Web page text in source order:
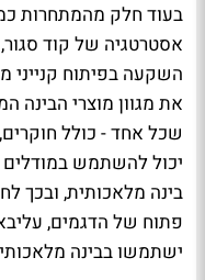
אסטרטגיה של קוד
השקעה בפיתוח קנייני
את מגוון מוצרי הבינה
שכל אחד - כולל
יכול להשתמש במודלים
בינה מלאכותית, ובכך
פתוח של הדגמים,
ישתמשו בבינה